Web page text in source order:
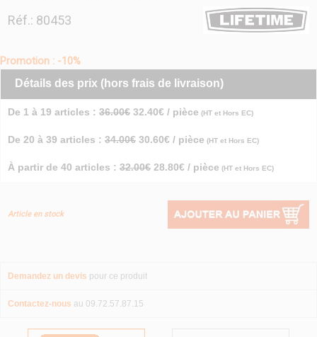
Réf.: 80453
Promotion : -10%
Détails des prix (hors frais de livraison)
De 1 à 19 articles : 36.00€ 32.40€ / pièce (HT et Hors EC)
De 20 à 39 articles : 34.00€ 30.60€ / pièce (HT et Hors EC)
À partir de 40 articles : 32.00€ 28.80€ / pièce (HT et Hors EC)
Article en stock
Demandez un devis pour ce produit
Contactez-nous au 09.72.57.87.15